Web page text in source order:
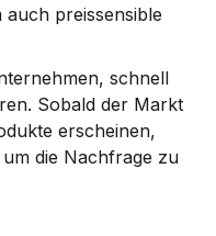
preissensible
schnell
Sobald der Markt
erscheinen,
die Nachfrage zu